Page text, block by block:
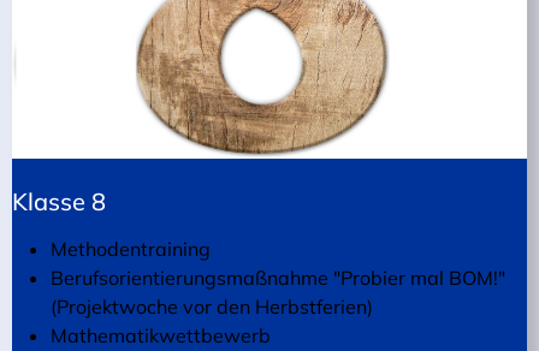
Klasse 8
Methodentraining
Berufsorientierungsmaßnahme "Probier mal BOM!"
(Projektwoche vor den Herbstferien)
Mathematikwettbewerb